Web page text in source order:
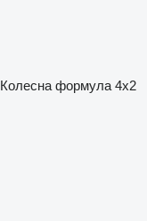
Колесна формула 4x2